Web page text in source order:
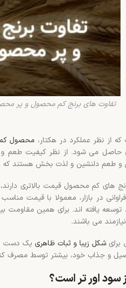
تفاوت های برنج کم محصول و پر
نظر عملکرد در هکتار، محصول
حاصل می شود. از نظر کیفیت طعم و
و طعم دلنشین و لذت بخش هستند
های کم محصول قیمت بالاتری
در بازار، معمولا با قیمت
توسعه یافته اند. برای همین
می باشند.
شکل زیبا و ثبات ظاهری یک دست
و جذاب خود، بیشتر توسط مصرف
سود اور تر است؟